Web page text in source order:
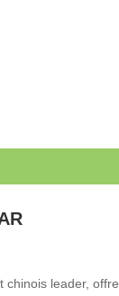
chinois leader, offre